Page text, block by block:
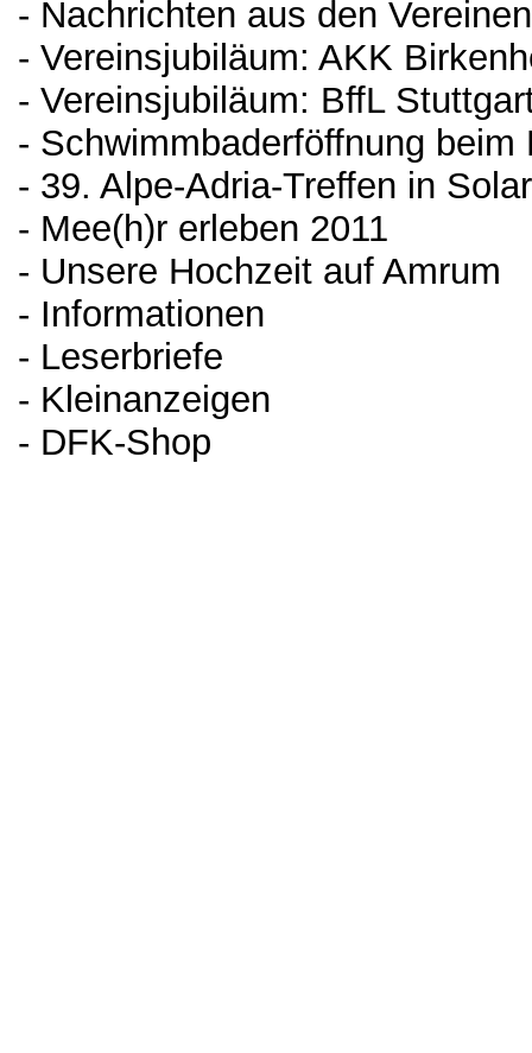
- Nachrichten aus den Vereinen
- Vereinsjubiläum: AKK
- Vereinsjubiläum: BffL
- Schwimmbaderföffnung beim
- 39. Alpe-Adria-Treffen in
- Mee(h)r erleben 2011
- Unsere Hochzeit auf Amrum
- Informationen
- Leserbriefe
- Kleinanzeigen
- DFK-Shop